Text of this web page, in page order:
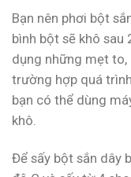
Bạn nên phơi bột
bình bột sẽ khô sau
dụng những mẹt
trường hợp quá
bạn có thể dùng
khô.
Để sấy bột sắn dây